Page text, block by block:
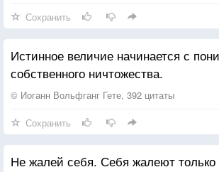
Любимые песни — все хриплым
Все стихи любимые — неизвестные.
Все наглые люди всегда
А все близкие люди всегда не
Самые верные подданные —
Цирковые клоуны — все печальные,
А упрямые скептики — все
Сохранить
Истинное величие начинается с
собственного ничтожества.
© Иоганн Вольфганг Гете, 392 цитаты
Сохранить
Не жалей себя. Себя жалеют только